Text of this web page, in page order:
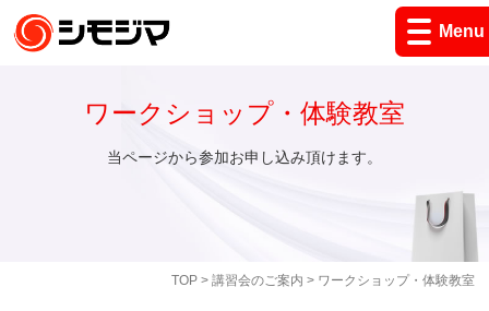
Menu
TOP> 講習会のご案内 > ワークショップ・体験教室
ワークショップ・体験教室
当ページから参加お申し込み頂けます。